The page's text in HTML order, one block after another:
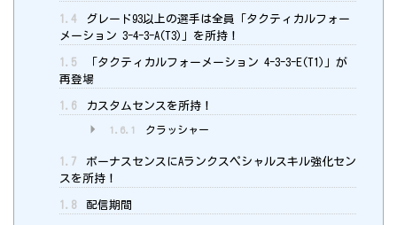
1.4
グレード93以上の選手は全員「タクティカルフォー
メーション 3-4-3-A(T3)」を所持！
1.5
「タクティカルフォーメーション 4-3-3-E(T1)」が
再登場
1.6 カスタムセンスを所持！
1.6.1 クラッシャー
1.7
ボーナスセンスにAランクスペシャルスキル強化セン
スを所持！
1.8 配信期間